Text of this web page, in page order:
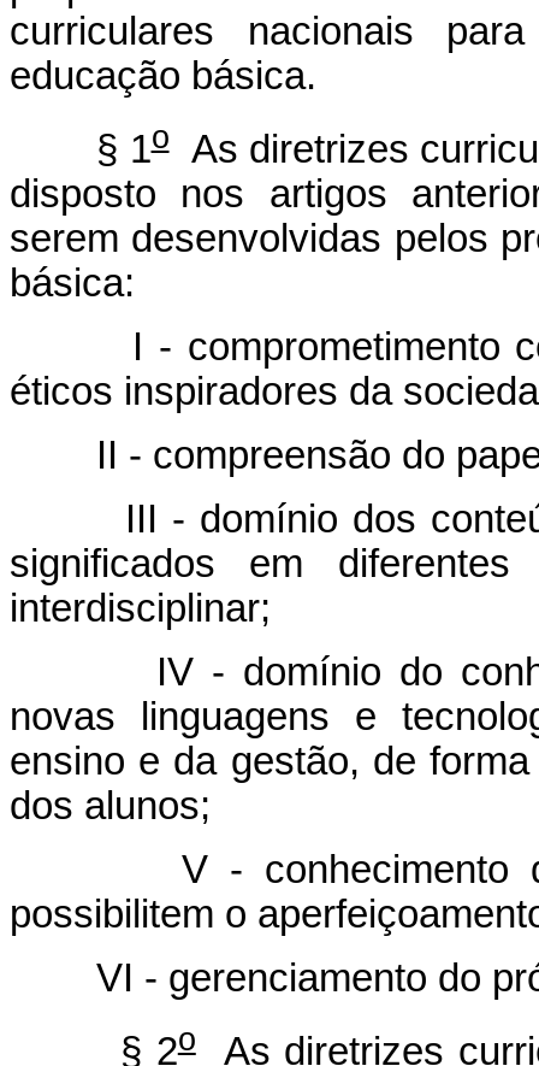
curriculares nacionais
educação básica.
§ 1oAs diretrizes
disposto nos artigos
serem desenvolvidas pelos
básica:
I - comprometimento
éticos inspiradores da
II - compreensão do
III - domínio dos
significados em
interdisciplinar;
IV - domínio do
novas linguagens e
ensino e da gestão, de
dos alunos;
V - conhecimento de
possibilitem o
VI - gerenciamento do
§ 2oAs diretrizes